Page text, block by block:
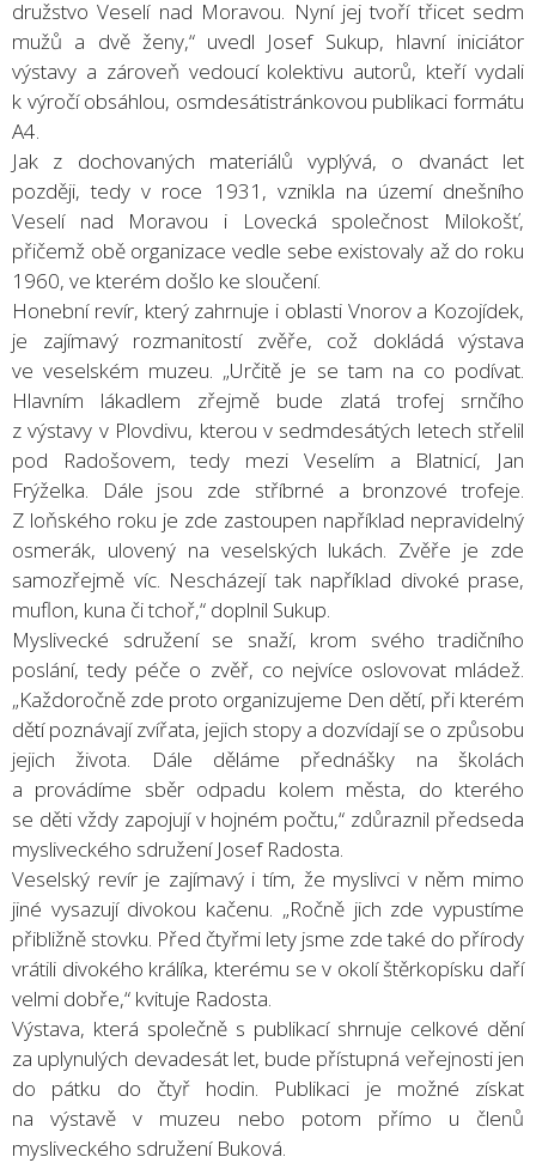
družstvo Veselí nad Moravou. Nyní jej tvoří třicet sedm
mužů a dvě ženy,“ uvedl Josef Sukup, hlavní iniciátor
výstavy a zároveň vedoucí kolektivu autorů, kteří vydali
k výročí obsáhlou, osmdesátistránkovou publikaci formátu
A4.
Jak z dochovaných materiálů vyplývá, o dvanáct let
později, tedy v roce 1931, vznikla na území dnešního
Veselí nad Moravou i Lovecká společnost Milokošť,
přičemž obě organizace vedle sebe existovaly až do roku
1960, ve kterém došlo ke sloučení.
Honební revír, který zahrnuje i oblasti Vnorov a Kozojídek,
je zajímavý rozmanitostí zvěře, což dokládá výstava
ve veselském muzeu. „Určitě je se tam na co podívat.
Hlavním lákadlem zřejmě bude zlatá trofej srnčího
z výstavy v Plovdivu, kterou v sedmdesátých letech střelil
pod Radošovem, tedy mezi Veselím a Blatnicí, Jan
Frýželka. Dále jsou zde stříbrné a bronzové trofeje.
Z loňského roku je zde zastoupen například nepravidelný
osmerák, ulovený na veselských lukách. Zvěře je zde
samozřejmě víc. Nescházejí tak například divoké prase,
muflon, kuna či tchoř,“ doplnil Sukup.
Myslivecké sdružení se snaží, krom svého tradičního
poslání, tedy péče o zvěř, co nejvíce oslovovat mládež.
„Každoročně zde proto organizujeme Den dětí, při kterém
dětí poznávají zvířata, jejich stopy a dozvídají se o způsobu
jejich života. Dále děláme přednášky na školách
a provádíme sběr odpadu kolem města, do kterého
se děti vždy zapojují v hojném počtu,“ zdůraznil předseda
mysliveckého sdružení Josef Radosta.
Veselský revír je zajímavý i tím, že myslivci v něm mimo
jiné vysazují divokou kačenu. „Ročně jich zde vypustíme
přibližně stovku. Před čtyřmi lety jsme zde také do přírody
vrátili divokého králíka, kterému se v okolí štěrkopísku daří
velmi dobře,“ kvituje Radosta.
Výstava, která společně s publikací shrnuje celkové dění
za uplynulých devadesát let, bude přístupná veřejnosti jen
do pátku do čtyř hodin. Publikaci je možné získat
na výstavě v muzeu nebo potom přímo u členů
mysliveckého sdružení Buková.